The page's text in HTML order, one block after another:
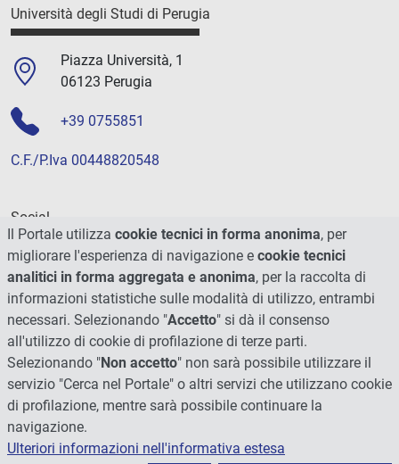
Università degli Studi di Perugia
Piazza Università, 1
06123 Perugia
+39 0755851
C.F./P.Iva 00448820548
Social
Il Portale utilizza cookie tecnici in forma anonima, per
migliorare l'esperienza di navigazione e cookie tecnici
analitici in forma aggregata e anonima, per la raccolta di
informazioni statistiche sulle modalità di utilizzo, entrambi
necessari. Selezionando "Accetto" si dà il consenso
all'utilizzo di cookie di profilazione di terze parti.
Selezionando "Non accetto" non sarà possibile utilizzare il
servizio "Cerca nel Portale" o altri servizi che utilizzano cookie
di profilazione, mentre sarà possibile continuare la
navigazione.
Ulteriori informazioni nell'informativa estesa